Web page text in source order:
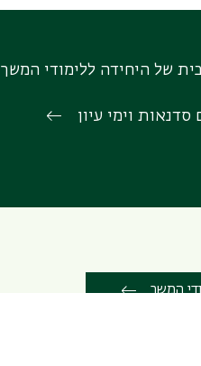
של היחידה ללימודי המשך
סדנאות וימי עיון
המשך